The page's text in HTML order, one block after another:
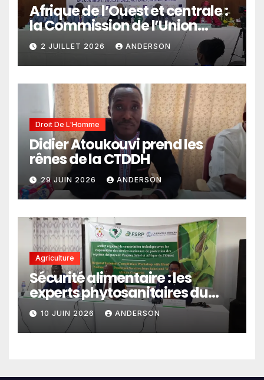
Afrique de l’Ouest et centrale :
la Commission de l’Union
africaine veut renforcer
l’intégration des services
climatiques dans les
politiques publiques
2 JUILLET 2026 ANDERSON
Droit De L'Homme
Didier Atoukouvi prend les
rênes de la CTDDH
29 JUIN 2026 ANDERSON
Agriculture
Sécurité alimentaire : les
experts phytosanitaires du
Sahel et d’Afrique de l’Ouest
en conclave à Lomé
10 JUIN 2026 ANDERSON